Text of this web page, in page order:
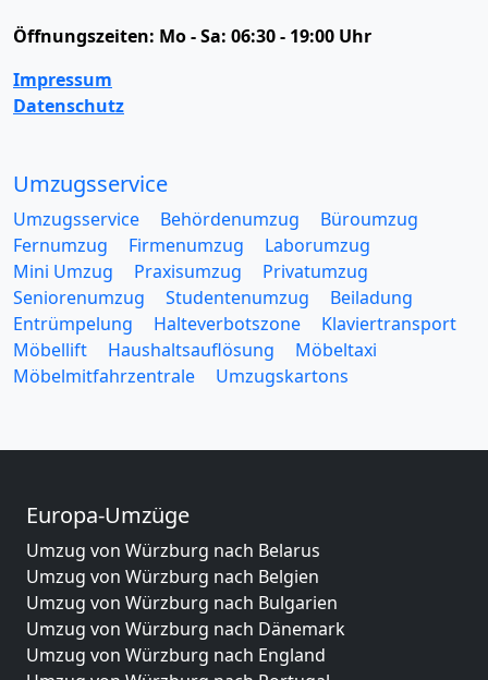
Öffnungszeiten: Mo - Sa: 06:30 - 19:00 Uhr
Impressum
Datenschutz
Umzugsservice
Umzugsservice Behördenumzug
Büroumzug
Fernumzug
Firmenumzug
Laborumzug
Mini Umzug
Praxisumzug
Privatumzug
Seniorenumzug
Studentenumzug
Beiladung
Entrümpelung
Halteverbotszone
Klaviertransport
Möbellift
Haushaltsauflösung
Möbeltaxi
Möbelmitfahrzentrale
Umzugskartons
Europa-Umzüge
Umzug von Würzburg nach Belarus
Umzug von Würzburg nach Belgien
Umzug von Würzburg nach Bulgarien
Umzug von Würzburg nach Dänemark
Umzug von Würzburg nach England